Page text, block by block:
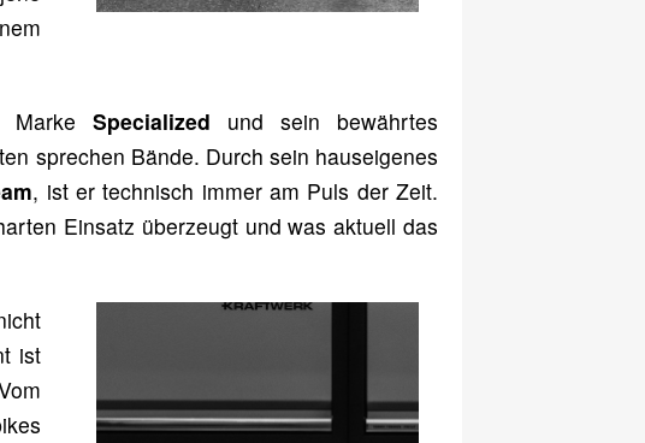
MarkeSpecialized und sein bewährtes
sprechen Bände. Durch sein hauseigenes
, ist er technisch immer am Puls der Zeit.
Einsatz überzeugt und was aktuell das
ist